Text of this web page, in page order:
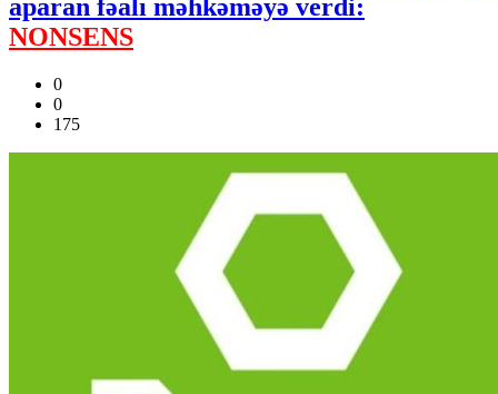
aparan fəalı məhkəməyə verdi:
NONSENS
0
0
175